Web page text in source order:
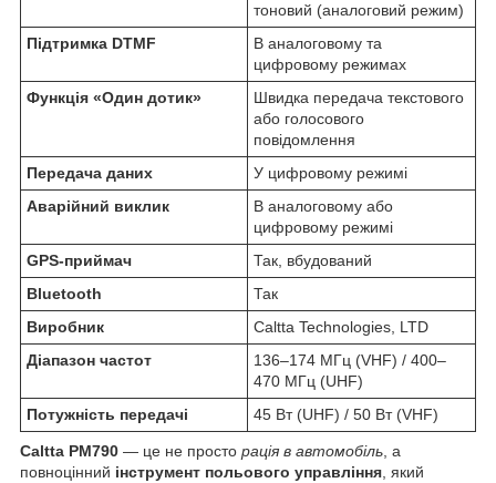
тоновий (аналоговий режим)
Підтримка DTMF
В аналоговому та
цифровому режимах
Функція «Один дотик»
Швидка передача текстового
або голосового
повідомлення
Передача даних
У цифровому режимі
Аварійний виклик
В аналоговому або
цифровому режимі
GPS-приймач
Так, вбудований
Bluetooth
Так
Виробник
Caltta Technologies, LTD
Діапазон частот
136–174 МГц (VHF) / 400–
470 МГц (UHF)
Потужність передачі
45 Вт (UHF) / 50 Вт (VHF)
Caltta PM790 — це не просто рація в автомобіль, а
повноцінний інструмент польового управління, який